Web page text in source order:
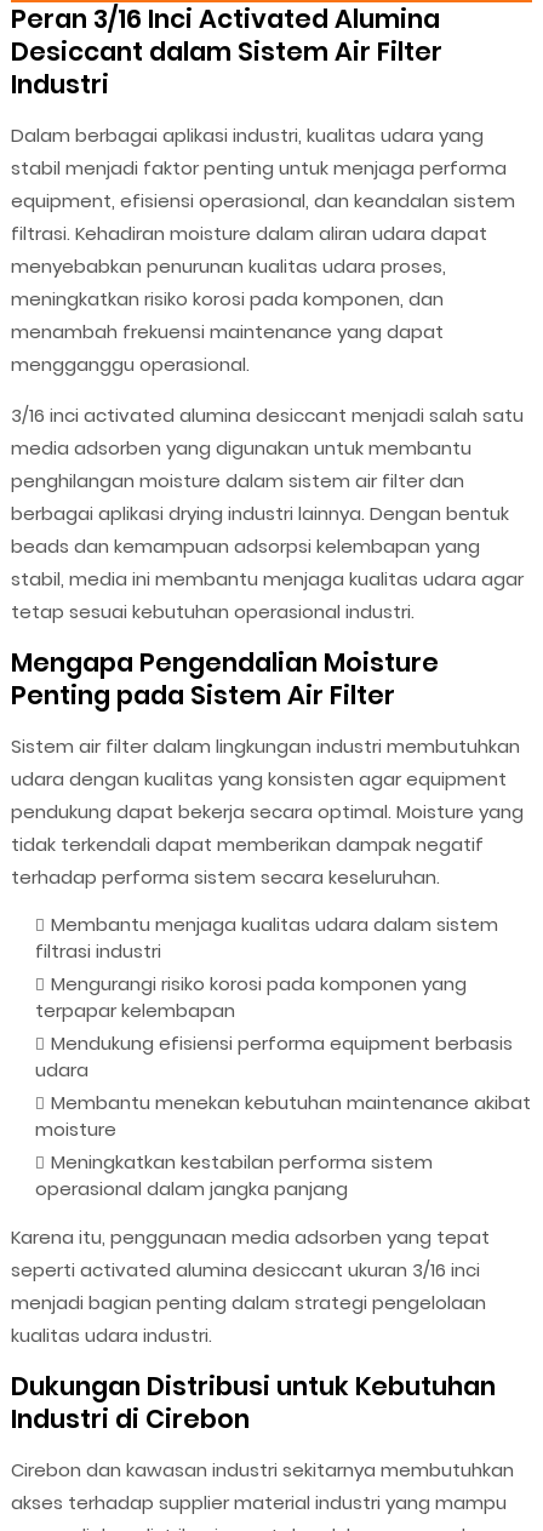
Peran 3/16 Inci Activated Alumina
Desiccant dalam Sistem Air Filter
Industri
Dalam berbagai aplikasi industri, kualitas udara yang
stabil menjadi faktor penting untuk menjaga performa
equipment, efisiensi operasional, dan keandalan sistem
filtrasi. Kehadiran moisture dalam aliran udara dapat
menyebabkan penurunan kualitas udara proses,
meningkatkan risiko korosi pada komponen, dan
menambah frekuensi maintenance yang dapat
mengganggu operasional.
3/16 inci activated alumina desiccant menjadi salah satu
media adsorben yang digunakan untuk membantu
penghilangan moisture dalam sistem air filter dan
berbagai aplikasi drying industri lainnya. Dengan bentuk
beads dan kemampuan adsorpsi kelembapan yang
stabil, media ini membantu menjaga kualitas udara agar
tetap sesuai kebutuhan operasional industri.
Mengapa Pengendalian Moisture
Penting pada Sistem Air Filter
Sistem air filter dalam lingkungan industri membutuhkan
udara dengan kualitas yang konsisten agar equipment
pendukung dapat bekerja secara optimal. Moisture yang
tidak terkendali dapat memberikan dampak negatif
terhadap performa sistem secara keseluruhan.
Membantu menjaga kualitas udara dalam sistem
filtrasi industri
Mengurangi risiko korosi pada komponen yang
terpapar kelembapan
Mendukung efisiensi performa equipment berbasis
udara
Membantu menekan kebutuhan maintenance akibat
moisture
Meningkatkan kestabilan performa sistem
operasional dalam jangka panjang
Karena itu, penggunaan media adsorben yang tepat
seperti activated alumina desiccant ukuran 3/16 inci
menjadi bagian penting dalam strategi pengelolaan
kualitas udara industri.
Dukungan Distribusi untuk Kebutuhan
Industri di Cirebon
Cirebon dan kawasan industri sekitarnya membutuhkan
akses terhadap supplier material industri yang mampu